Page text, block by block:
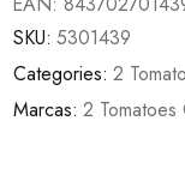
SKU: 5301439
Categories: 2
Marcas: 2 Tomatoes